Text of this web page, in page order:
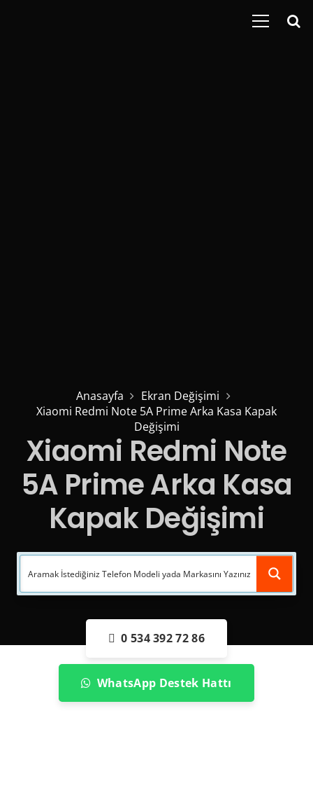
Anasayfa
Ekran Değişimi
Xiaomi Redmi Note 5A Prime Arka Kasa Kapak
Değişimi
Xiaomi Redmi Note
5A Prime Arka Kasa
Kapak Değişimi
0 534 392 72 86
WhatsApp Destek Hattı